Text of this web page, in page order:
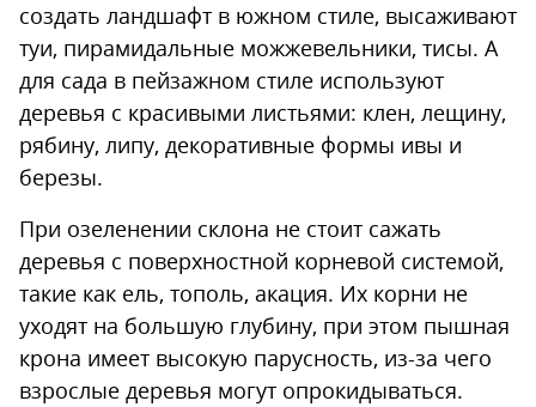
создать ландшафт в южном стиле, высаживают
туи, пирамидальные можжевельники, тисы. А
для сада в пейзажном стиле используют
деревья с красивыми листьями: клен, лещину,
рябину, липу, декоративные формы ивы и
березы.
При озеленении склона не стоит сажать
деревья с поверхностной корневой системой,
такие как ель, тополь, акация. Их корни не
уходят на большую глубину, при этом пышная
крона имеет высокую парусность, из-за чего
взрослые деревья могут опрокидываться.